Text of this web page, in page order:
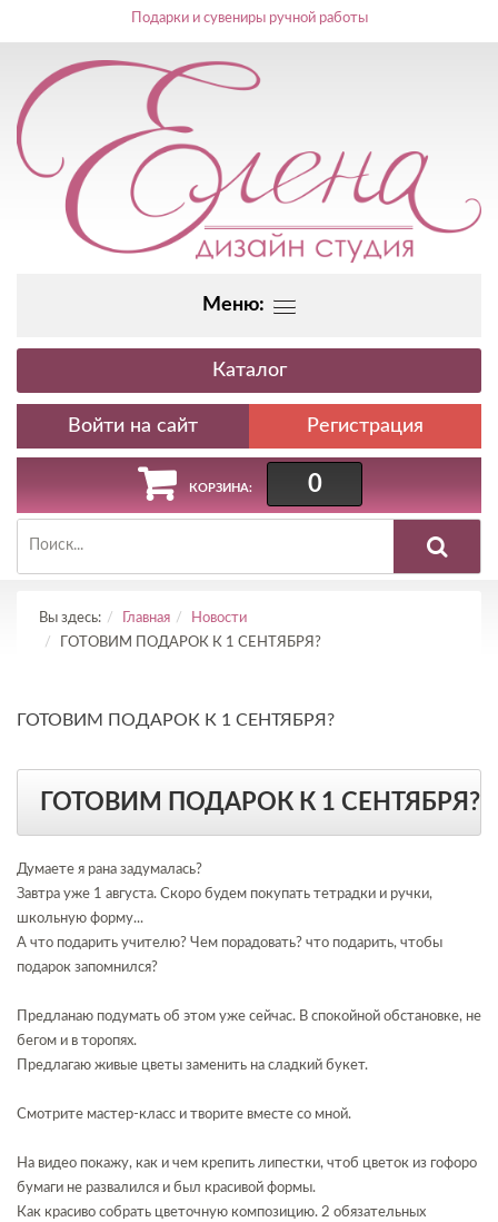
Подарки и сувениры ручной работы
Меню:
Каталог
Регистрация
КОРЗИНА: 0
Вы здесь: Главная
Новости
ГОТОВИМ ПОДАРОК К 1 СЕНТЯБРЯ?
ГОТОВИМ ПОДАРОК К 1 СЕНТЯБРЯ?
ГОТОВИМ ПОДАРОК К 1 СЕНТЯБРЯ?
Думаете я рана задумалась?
Завтра уже 1 августа. Скоро будем покупать тетрадки и ручки,
школьную форму...
А что подарить учителю? Чем порадовать? что подарить, чтобы
подарок запомнился?
Предланаю подумать об этом уже сейчас. В спокойной обстановке, не
бегом и в торопях.
Предлагаю живые цветы заменить на сладкий букет.
Смотрите мастер-класс и творите вместе со мной.
На видео покажу, как и чем крепить липестки, чтоб цветок из гофоро
бумаги не развалился и был красивой формы.
Как красиво собрать цветочную композицию. 2 обязательных